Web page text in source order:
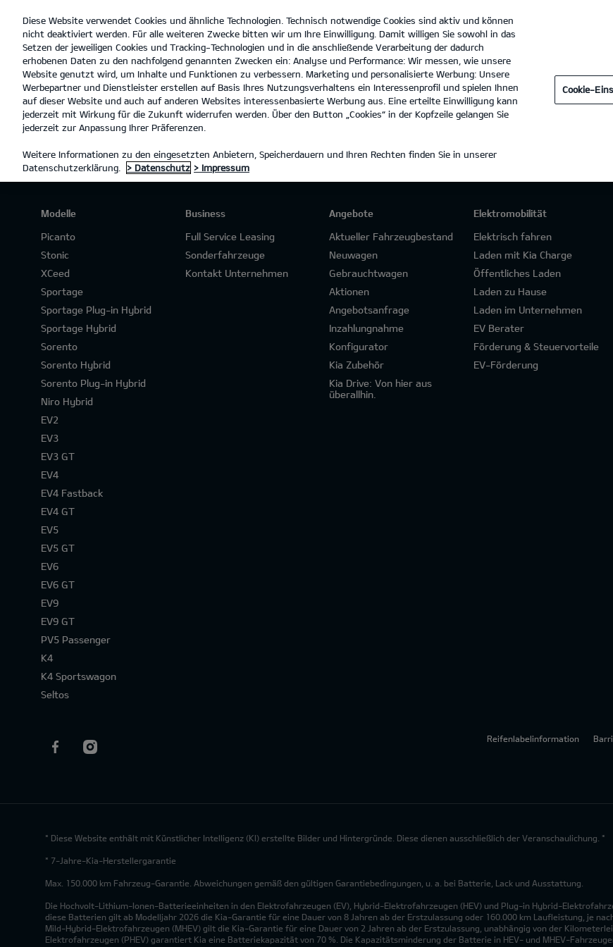
open
menu
Autohaus Raab GmbH Tel. :
PROBEFAHRT
Modelle
Picanto
Stonic
XCeed
Sportage
Sportage Plug-in Hybrid
Sportage Hybrid
Sorento
Sorento Hybrid
Sorento Plug-in Hybrid
Niro Hybrid
EV2
EV3
EV3 GT
EV4
EV4 Fastback
EV4 GT
EV5
EV5 GT
EV6
EV6 GT
EV9
EV9 GT
PV5 Passenger
K4
K4 Sportswagon
Seltos
Business
Full Service Leasing
Sonderfahrzeuge
Kontakt Unternehmen
Angebote
Aktueller Fahrzeugbestand
Neuwagen
Gebrauchtwagen
Aktionen
Angebotsanfrage
Inzahlungnahme
Konfigurator
Kia Zubehör
Kia Drive: Von hier aus
überallhin.
Elektromobilität
Elektrisch fahren
Laden mit Kia Charge
Öffentliches Laden
Laden zu Hause
Laden im Unternehmen
EV Berater
Förderung & Steuervorteile
EV-Förderung
Reifenlabelinformation
* Diese Website enthält mit Künstlicher Intelligenz (KI) erstellte Bilder und Hintergründe. Diese dienen ausschließlich der Veranschaulichung. *
* 7-Jahre-Kia-Herstellergarantie
Max. 150.000 km Fahrzeug-Garantie. Abweichungen gemäß den gültigen Garantiebedingungen, u. a. bei Batterie, Lack und Ausstattung.
Die Hochvolt-Lithium-Ionen-Batterieeinheiten in den Elektrofahrzeugen (EV), Hybrid-Elektrofahrzeugen (HEV) und Plug-in Hybrid-
diese Batterien gilt ab Modelljahr 2026 die Kia-Garantie für eine Dauer von 8 Jahren ab der Erstzulassung oder 160.000 km Laufleistung, je
Mild-Hybrid-Elektrofahrzeugen (MHEV) gilt die Kia-Garantie für eine Dauer von 2 Jahren ab der Erstzulassung, unabhängig von der
Elektrofahrzeugen (PHEV) garantiert Kia eine Batteriekapazität von 70 %. Die Kapazitätsminderung der Batterie in HEV- und MHEV-
Diese Website verwendet Cookies und ähnliche Technologien. Technisch notwendige Cookies sind aktiv und können
nicht deaktiviert werden. Für alle weiteren Zwecke bitten wir um Ihre Einwilligung. Damit willigen Sie sowohl in das
Setzen der jeweiligen Cookies und Tracking-Technologien und in die anschließende Verarbeitung der dadurch
erhobenen Daten zu den nachfolgend genannten Zwecken ein: Analyse und Performance: Wir messen, wie unsere
Website genutzt wird, um Inhalte und Funktionen zu verbessern. Marketing und personalisierte Werbung: Unsere
Werbepartner und Dienstleister erstellen auf Basis Ihres Nutzungsverhaltens ein Interessenprofil und spielen Ihnen
auf dieser Website und auch auf anderen Websites interessenbasierte Werbung aus. Eine erteilte Einwilligung kann
jederzeit mit Wirkung für die Zukunft widerrufen werden. Über den Button „Cookies“ in der Kopfzeile gelangen Sie
jederzeit zur Anpassung Ihrer Präferenzen.
Weitere Informationen zu den eingesetzten Anbietern, Speicherdauern und Ihren Rechten finden Sie in unserer
Datenschutzerklärung.
> Datenschutz > Impressum
Cookie-